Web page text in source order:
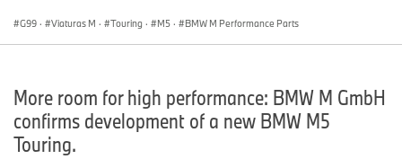
G99 · Viaturas M · Touring · M5 · BMW M Performance Parts
More room for high performance: BMW M GmbH
confirms development of a new BMW M5
Touring.